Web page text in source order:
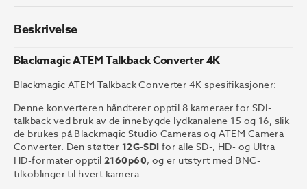
Beskrivelse
Blackmagic ATEM Talkback Converter 4K
Blackmagic ATEM Talkback Converter 4K spesifikasjoner:
Denne konverteren håndterer opptil 8 kameraer for SDI-
talkback ved bruk av de innebygde lydkanalene 15 og 16, slik
de brukes på Blackmagic Studio Cameras og ATEM Camera
Converter. Den støtter 12G-SDI for alle SD-, HD- og Ultra
HD-formater opptil 2160p60, og er utstyrt med BNC-
tilkoblinger til hvert kamera.